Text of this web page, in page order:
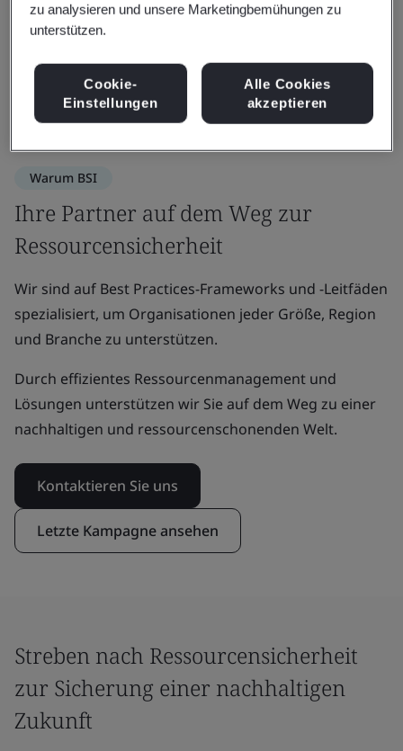
Warum BSI
Ihre Partner auf dem Weg zur
Ressourcensicherheit
Wir sind auf Best Practices-Frameworks und -Leitfäden
spezialisiert, um Organisationen jeder Größe, Region
und Branche zu unterstützen.
Durch effizientes Ressourcenmanagement und
Lösungen unterstützen wir Sie auf dem Weg zu einer
nachhaltigen und ressourcenschonenden Welt.
Kontaktieren Sie uns
Letzte Kampagne ansehen
Streben nach Ressourcensicherheit
zur Sicherung einer nachhaltigen
Zukunft
zu analysieren und unsere Marketingbemühungen zu
unterstützen.
Cookie-
Einstellungen
Alle Cookies
akzeptieren